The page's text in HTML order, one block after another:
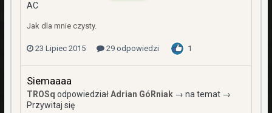
AC
Jak dla mnie czysty.
23 Lipiec 2015 29 odpowiedzi 1
Siemaaaa
TROSq odpowiedziałAdrian GóRniak→ na temat →
Przywitaj się